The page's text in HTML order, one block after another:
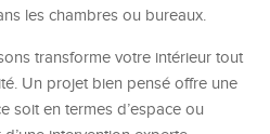
les chambres ou bureaux.
transforme votre intérieur tout
Un projet bien pensé offre une
soit en termes d’espace ou